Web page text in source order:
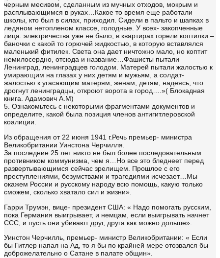
черным месивом, сделанным из мучных отходов, мокрым и
расплывающимся в руках…Какое то время еще работали
школы, кто был в силах, приходил. Сидели в пальто и шапках в
ледяном нетопленом классе, голодные. У всех- закопченные
лица: электричества уже не было, в квартирах горели коптилки –
баночки с какой то горючей жидкостью, в которую вставлялся
маленький фитилек. Света она дает ничтожно мало, но коптит
немилосердно, отсюда и название…Фашисты пытали
Ленинград, ленинградцев голодом. Матерей пытали жалостью к
умирающим на глазах у них детям и мужьям, а солдат-
жалостью к угасающим матерям, женам, детям, надеясь, что
дрогнут ленинградцы, откроют ворота в город….»( Блокадная
книга. Адамович А.М)
5. Ознакомьтесь с некоторыми фрагментами документов и
определите, какой была позиция членов антигитлеровской
коалиции.
Из обращения от 22 июня 1941 г.Речь премьер- министра
Великобритании Уинстона Черчилля.
За последние 25 лет никто не был более последовательным
противником коммунизма, чем я…Но все это бледнеет перед
развертывающимся сейчас зрелищем. Прошлое с его
преступлениями, безумствами и трагедиями исчезает…Мы
окажем России и русскому народу всю помощь, какую только
сможем, сколько хватало сил и жизни».
Гарри Трумэн, вице- президент США: « Надо помогать русским,
пока Германия выигрывает, и немцам, если выигрывать начнет
ССС; и пусть они убивают друг, друга как можно дольше».
Уинстон Черчилль, премьер- министр Великобритании: « Если
бы Гитлер напал на Ад, то я бы по крайней мере отозвался бы
доброжелательно о Сатане в палате общин».